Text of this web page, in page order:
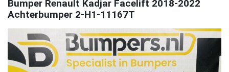
Bumper Renault Kadjar Facelift 2018-2022
Achterbumper 2-H1-11167T